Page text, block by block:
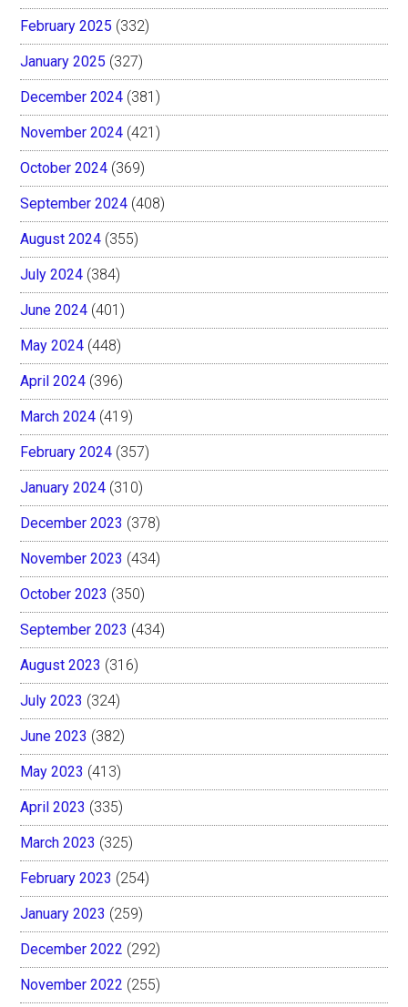
February 2025 (332)
January 2025 (327)
December 2024 (381)
November 2024 (421)
October 2024 (369)
September 2024 (408)
August 2024 (355)
July 2024 (384)
June 2024 (401)
May 2024 (448)
April 2024 (396)
March 2024 (419)
February 2024 (357)
January 2024 (310)
December 2023 (378)
November 2023 (434)
October 2023 (350)
September 2023 (434)
August 2023 (316)
July 2023 (324)
June 2023 (382)
May 2023 (413)
April 2023 (335)
March 2023 (325)
February 2023 (254)
January 2023 (259)
December 2022 (292)
November 2022 (255)